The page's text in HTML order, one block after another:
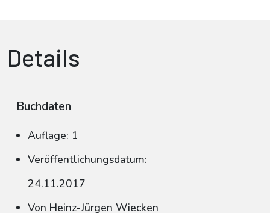
Details
Buchdaten
Auflage: 1
Veröffentlichungsdatum:
24.11.2017
Von Heinz-Jürgen Wiecken